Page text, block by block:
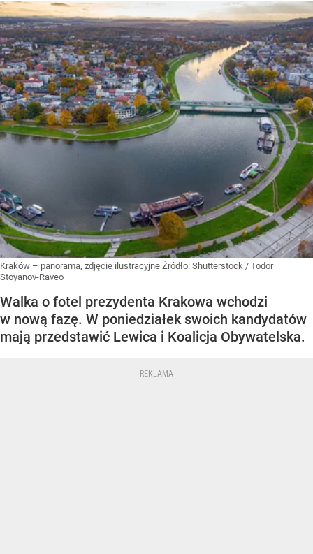
Kraków – panorama, zdjęcie ilustracyjne Źródło: Shutterstock / Todor
Stoyanov-Raveo
Walka o fotel prezydenta Krakowa wchodzi
w nową fazę. W poniedziałek swoich kandydatów
mają przedstawić Lewica i Koalicja Obywatelska.